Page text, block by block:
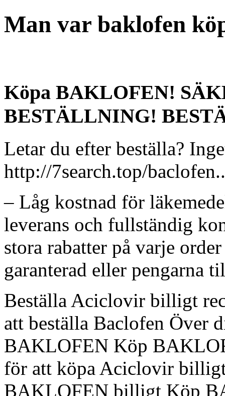
Man var baklofen
Köpa BAKLOFEN!
BESTÄLLNING!
Letar du efter beställa?
http://7search.top/
– Låg kostnad för
leverans och fullständig
stora rabatter på varje
garanterad eller pengarna
Beställa Aciclovir billigt
att beställa Baclofen Över
BAKLOFEN Köp
för att köpa Aciclovir
BAKLOFEN billigt Köp